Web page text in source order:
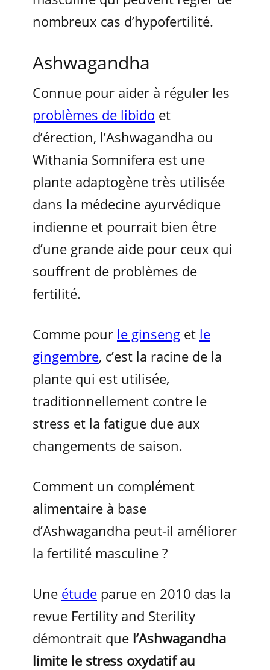
nombreux cas d’hypofertilité.
Ashwagandha
Connue pour aider à réguler les
problèmes de libido et
d’érection, l’Ashwagandha ou
Withania Somnifera est une
plante adaptogène très utilisée
dans la médecine ayurvédique
indienne et pourrait bien être
d’une grande aide pour ceux qui
souffrent de problèmes de
fertilité.
Comme pour le ginseng et le
gingembre, c’est la racine de la
plante qui est utilisée,
traditionnellement contre le
stress et la fatigue due aux
changements de saison.
Comment un complément
alimentaire à base
d’Ashwagandha peut-il améliorer
la fertilité masculine ?
Une étude parue en 2010 das la
revue Fertility and Sterility
démontrait que l’Ashwagandha
limite le stress oxydatif au